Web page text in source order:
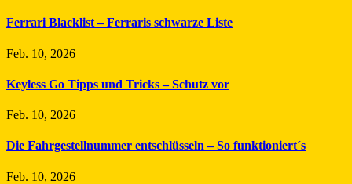
Ferrari Blacklist – Ferraris schwarze Liste
Feb. 10, 2026
Keyless Go Tipps und Tricks – Schutz vor
Feb. 10, 2026
Die Fahrgestellnummer entschlüsseln – So funktioniert´s
Feb. 10, 2026